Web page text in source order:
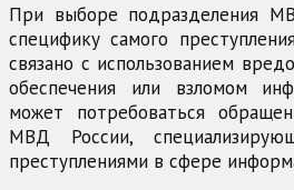
При выборе подразделения
специфику самого
связано с использованием
обеспечения или взломом
может потребоваться
МВД России,
преступлениями в сфере